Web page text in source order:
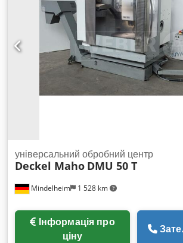
ласка, запитайте про вашу потребу!
при 40% ПВ 13 кВт Підключення: загалом
Agoyrgk Eepsa Вага: близько 3000 кг
приблизно 2100 мм x 1520 мм (без
обладнання) приблизно 2140 мм
Mindelheim 1 528 km
універсальний обробний центр
Deckel Maho DMU 50 T
ціну